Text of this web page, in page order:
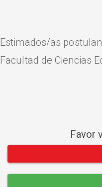
Estimados/as
Facultad de Ciencias
Favor